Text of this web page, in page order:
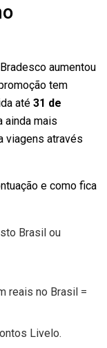
aumentou
tem
até 31 de
ainda mais
viagens através
e como fica
Brasil ou
reais no Brasil =
Livelo.